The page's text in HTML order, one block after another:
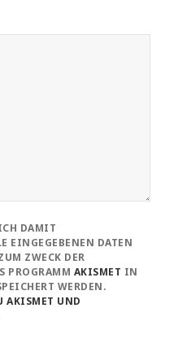
DAMIT
EINGEGEBENEN DATEN
ZWECK DER
PROGRAMM AKISMET IN
WERDEN.
AKISMET UND